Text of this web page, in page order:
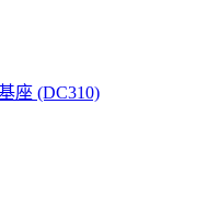
座 (DC310)